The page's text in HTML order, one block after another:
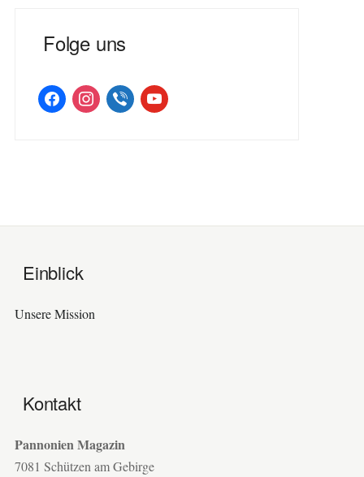
Folge uns
facebookinstagramviber youtube
Einblick
Unsere Mission
Kontakt
Pannonien Magazin
7081 Schützen am Gebirge